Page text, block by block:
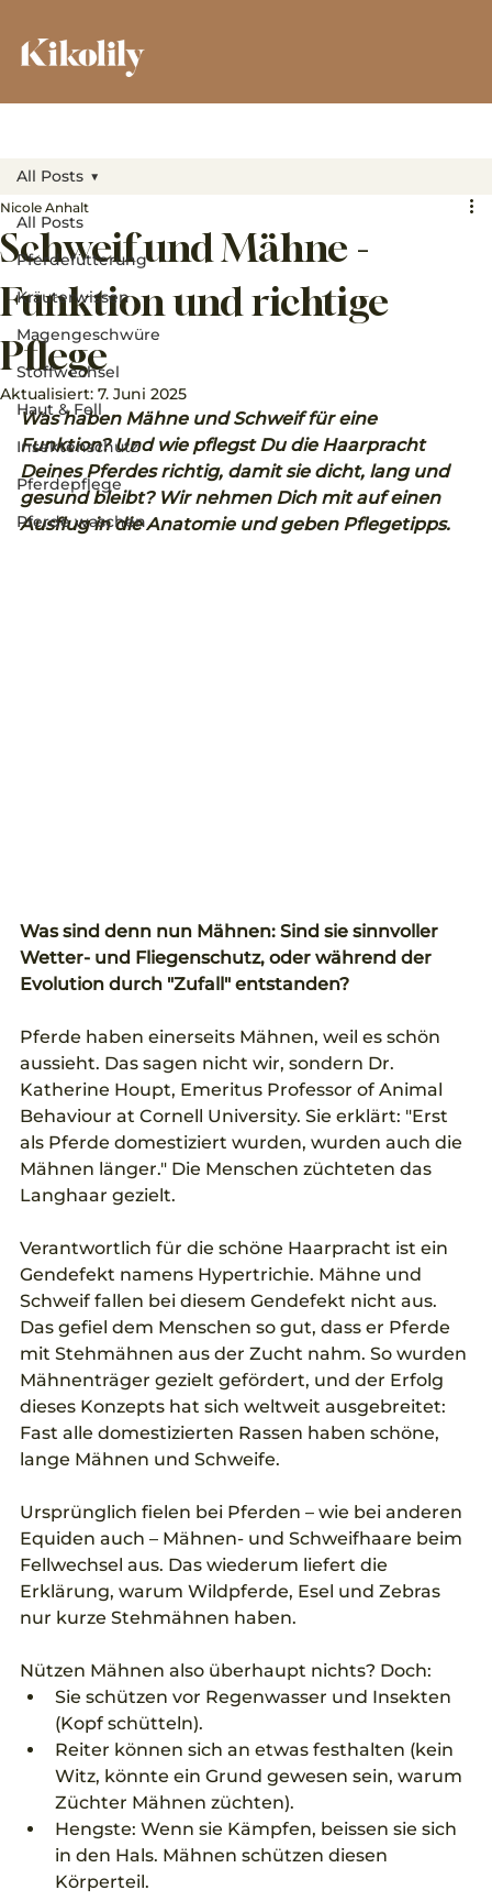
All Posts
Pferdefütterung
Kräuterwissen
Magengeschwüre
Stoffwechsel
Haut & Fell
Insektenschutz
Pferdepflege
Pferde waschen
All Posts
Schweif und Mähne -
Funktion und richtige
Pflege
Nicole Anhalt
Aktualisiert: 7. Juni 2025
Was haben Mähne und Schweif für eine
Funktion? Und wie pflegst Du die Haarpracht
Deines Pferdes richtig, damit sie dicht, lang und
gesund bleibt? Wir nehmen Dich mit auf einen
Ausflug in die Anatomie und geben Pflegetipps.
Was sind denn nun Mähnen: Sind sie sinnvoller
Wetter- und Fliegenschutz, oder während der
Evolution durch "Zufall" entstanden?
Pferde haben einerseits Mähnen, weil es schön
aussieht. Das sagen nicht wir, sondern Dr.
Katherine Houpt, Emeritus Professor of Animal
Behaviour at Cornell University. Sie erklärt: "Erst
als Pferde domestiziert wurden, wurden auch die
Mähnen länger." Die Menschen züchteten das
Langhaar gezielt.
Verantwortlich für die schöne Haarpracht ist ein
Gendefekt namens Hypertrichie. Mähne und
Schweif fallen bei diesem Gendefekt nicht aus.
Das gefiel dem Menschen so gut, dass er Pferde
mit Stehmähnen aus der Zucht nahm. So wurden
Mähnenträger gezielt gefördert, und der Erfolg
dieses Konzepts hat sich weltweit ausgebreitet:
Fast alle domestizierten Rassen haben schöne,
lange Mähnen und Schweife.
Ursprünglich fielen bei Pferden – wie bei anderen
Equiden auch – Mähnen- und Schweifhaare beim
Fellwechsel aus. Das wiederum liefert die
Erklärung, warum Wildpferde, Esel und Zebras
nur kurze Stehmähnen haben.
Nützen Mähnen also überhaupt nichts? Doch:
Sie schützen vor Regenwasser und Insekten
(Kopf schütteln).
Reiter können sich an etwas festhalten (kein
Witz, könnte ein Grund gewesen sein, warum
Züchter Mähnen züchten).
Hengste: Wenn sie Kämpfen, beissen sie sich
in den Hals. Mähnen schützen diesen
Körperteil.